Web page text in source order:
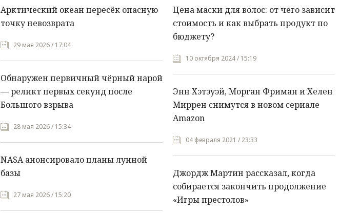
Арктический океан пересёк опасную
точку невозврата
29 мая 2026 / 17:04
Обнаружен первичный чёрный нарой
— реликт первых секунд после
Большого взрыва
28 мая 2026 / 15:34
NASA анонсировало планы лунной
базы
27 мая 2026 / 15:20
Цена маски для волос: от чего зависит
стоимость и как выбрать продукт по
бюджету?
10 октября 2024 / 15:19
Энн Хэтэуэй, Морган Фриман и Хелен
Миррен снимутся в новом сериале
Amazon
04 февраля 2021 / 23:33
Джордж Мартин рассказал, когда
собирается закончить продолжение
«Игры престолов»